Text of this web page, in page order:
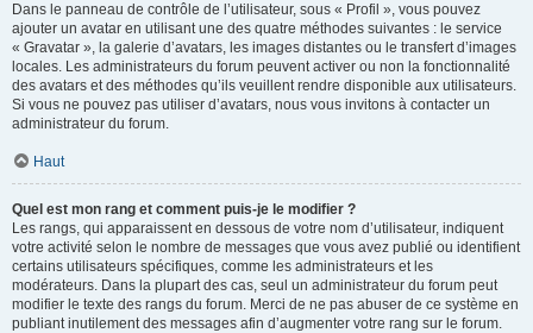
Dans le panneau de contrôle de l’utilisateur, sous « Profil », vous pouvez
ajouter un avatar en utilisant une des quatre méthodes suivantes : le service
« Gravatar », la galerie d’avatars, les images distantes ou le transfert d’images
locales. Les administrateurs du forum peuvent activer ou non la fonctionnalité
des avatars et des méthodes qu’ils veuillent rendre disponible aux utilisateurs.
Si vous ne pouvez pas utiliser d’avatars, nous vous invitons à contacter un
administrateur du forum.
Haut
Quel est mon rang et comment puis-je le modifier ?
Les rangs, qui apparaissent en dessous de votre nom d’utilisateur, indiquent
votre activité selon le nombre de messages que vous avez publié ou identifient
certains utilisateurs spécifiques, comme les administrateurs et les
modérateurs. Dans la plupart des cas, seul un administrateur du forum peut
modifier le texte des rangs du forum. Merci de ne pas abuser de ce système en
publiant inutilement des messages afin d’augmenter votre rang sur le forum.